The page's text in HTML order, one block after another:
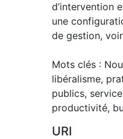
d’intervention
une
de gestion,
Mots clés :
libéralisme,
publics,
productivité,
URI